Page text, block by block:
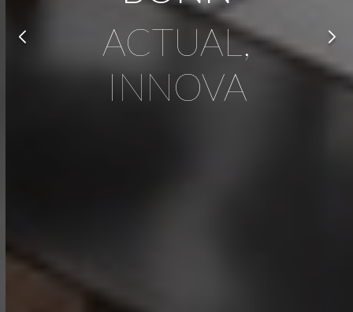
ACTUAL,
INNOVA